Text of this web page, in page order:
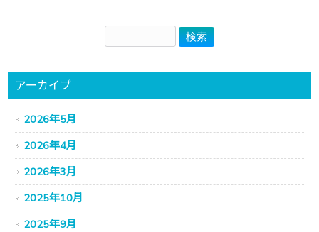
アーカイブ
2026年5月
2026年4月
2026年3月
2025年10月
2025年9月